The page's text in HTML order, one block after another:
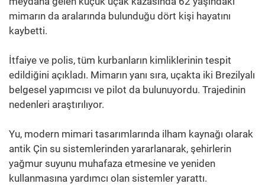
mimarın da aralarında bulunduğu dört kişi hayatını
kaybetti.
İtfaiye ve polis, tüm kurbanların kimliklerinin tespit
edildiğini açıkladı. Mimarın yanı sıra, uçakta iki Brezilyalı
belgesel yapımcısı ve pilot da bulunuyordu. Trajedinin
nedenleri araştırılıyor.
Yu, modern mimari tasarımlarında ilham kaynağı olarak
antik Çin su sistemlerinden yararlanarak, şehirlerin
yağmur suyunu muhafaza etmesine ve yeniden
kullanmasına yardımcı olan sistemler yarattı.